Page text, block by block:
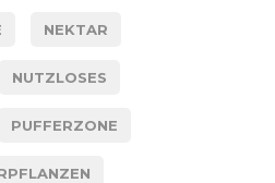
NEKTAR
NUTZLOSES
PUFFERZONE